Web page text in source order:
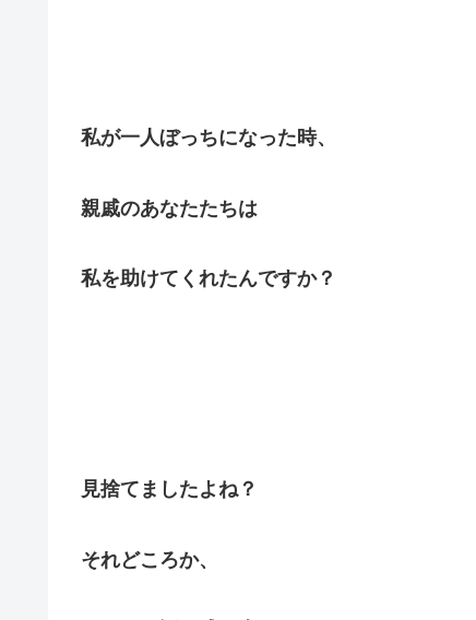
私が一人ぼっちになった時、
親戚のあなたたちは
私を助けてくれたんですか？
見捨てましたよね？
それどころか、